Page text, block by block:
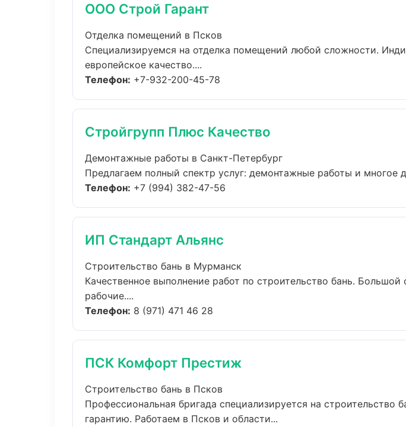
ООО Строй Гарант
Отделка помещений в Псков
Специализируемся на отделка помещений любой сложности.
европейское качество....
Телефон: +7-932-200-45-78
Стройгрупп Плюс Качество
Демонтажные работы в Санкт-Петербург
Предлагаем полный спектр услуг: демонтажные работы и многое
Телефон: +7 (994) 382-47-56
ИП Стандарт Альянс
Строительство бань в Мурманск
Качественное выполнение работ по строительство бань.
рабочие....
Телефон: 8 (971) 471 46 28
ПСК Комфорт Престиж
Строительство бань в Псков
Профессиональная бригада специализируется на
гарантию. Работаем в Псков и области...